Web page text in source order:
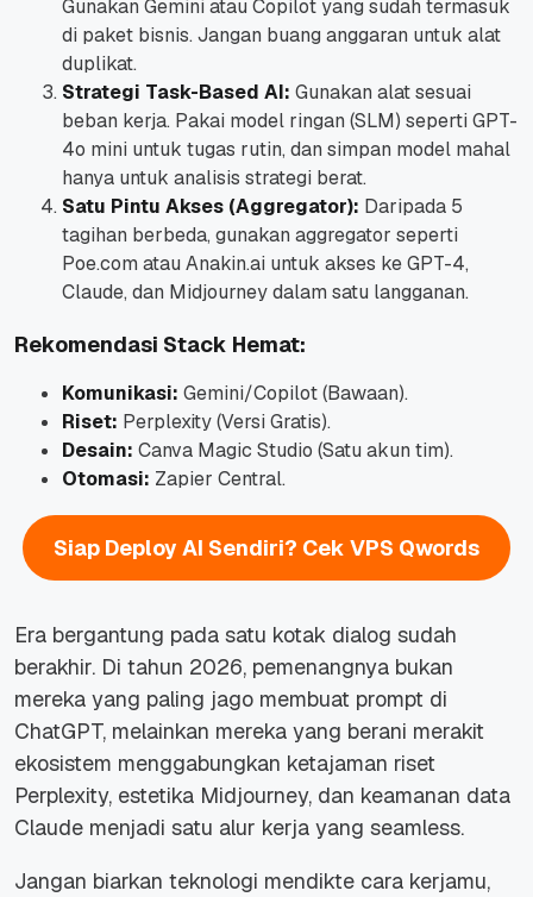
Gunakan Gemini atau Copilot yang sudah termasuk
di paket bisnis. Jangan buang anggaran untuk alat
duplikat.
Strategi Task-Based AI: Gunakan alat sesuai
beban kerja. Pakai model ringan (SLM) seperti GPT-
4o mini untuk tugas rutin, dan simpan model mahal
hanya untuk analisis strategi berat.
Satu Pintu Akses (Aggregator): Daripada 5
tagihan berbeda, gunakan aggregator seperti
Poe.com atau Anakin.ai untuk akses ke GPT-4,
Claude, dan Midjourney dalam satu langganan.
Rekomendasi Stack Hemat:
Komunikasi: Gemini/Copilot (Bawaan).
Riset: Perplexity (Versi Gratis).
Desain: Canva Magic Studio (Satu akun tim).
Otomasi: Zapier Central.
Siap Deploy AI Sendiri? Cek VPS Qwords
Era bergantung pada satu kotak dialog sudah
berakhir. Di tahun 2026, pemenangnya bukan
mereka yang paling jago membuat prompt di
ChatGPT, melainkan mereka yang berani merakit
ekosistem menggabungkan ketajaman riset
Perplexity, estetika Midjourney, dan keamanan data
Claude menjadi satu alur kerja yang seamless.
Jangan biarkan teknologi mendikte cara kerjamu,